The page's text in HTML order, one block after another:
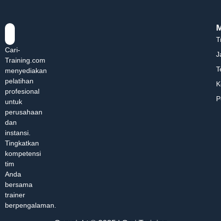
Cari-
Training.com
menyediakan
pelatihan
profesional
untuk
perusahaan
dan
instansi.
Tingkatkan
kompetensi
tim
Anda
bersama
trainer
berpengalaman.